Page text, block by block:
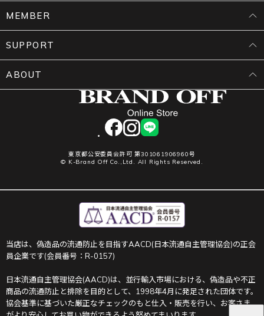
facebookinstagram
LINE
東京都公安委員会許可 第301061906960号
© K-Brand Off Co.,Ltd. All Rights Reserved.
MEMBER
SUPPORT
ABOUT
当店は、偽造品の流通防止を目指すAACD(日本流通自主管理協会)の正会
員企業です(会員番号：R-0157)
日本流通自主管理協会(AACD)は、並行輸入市場における、偽造品や不正
商品の流通防止と排除を目的として、1998年4月に発足された団体です。
協会基準に基づいた厳正なチェックのもと仕入・販売を行い、お客さま